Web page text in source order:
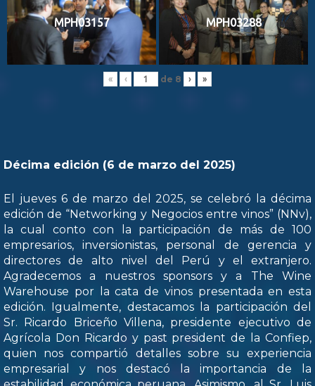
MPH03157 MPH03288
« ‹ de 8 › »
Décima edición (6 de marzo del 2025)
El jueves 6 de marzo del 2025, se celebró la décima
edición de “Networking y Negocios entre vinos” (NNv),
la cual conto con la participación de más de 100
empresarios, inversionistas, personal de gerencia y
directores de alto nivel del Perú y el extranjero.
Agradecemos a nuestros sponsors y a The Wine
Warehouse por la cata de vinos presentada en esta
edición. Igualmente, destacamos la participación del
Sr. Ricardo Briceño Villena, presidente ejecutivo de
Agrícola Don Ricardo y past president de la Confiep,
quien nos compartió detalles sobre su experiencia
empresarial y nos destacó la importancia de la